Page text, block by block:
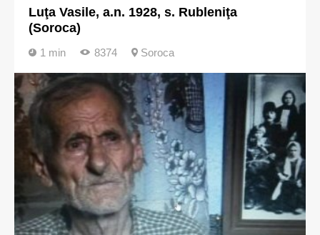
Luţa Vasile, a.n. 1928, s. Rubleniţa
(Soroca)
1 min 8374 Soroca